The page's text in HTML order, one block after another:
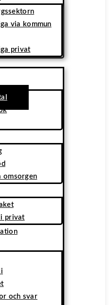
via kommun
privat
omsorgen
privat
och svar